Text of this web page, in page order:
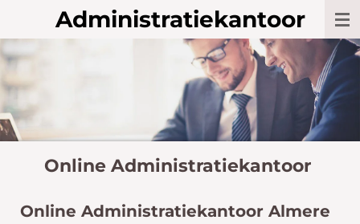
naar
hoofdinhoud
Administratiekantoor
Online Administratiekantoor
Online Administratiekantoor Almere